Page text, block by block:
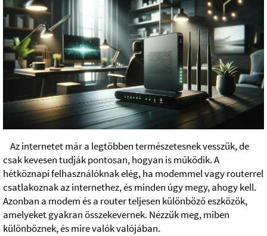
Az internetet már a legtöbben természetesnek vesszük, de
csak kevesen tudják pontosan, hogyan is működik. A
hétköznapi felhasználóknak elég, ha modemmel vagy routerrel
csatlakoznak az internethez, és minden úgy megy, ahogy kell.
Azonban a modem és a router teljesen különböző eszközök,
amelyeket gyakran összekevernek. Nézzük meg, miben
különböznek, és mire valók valójában.